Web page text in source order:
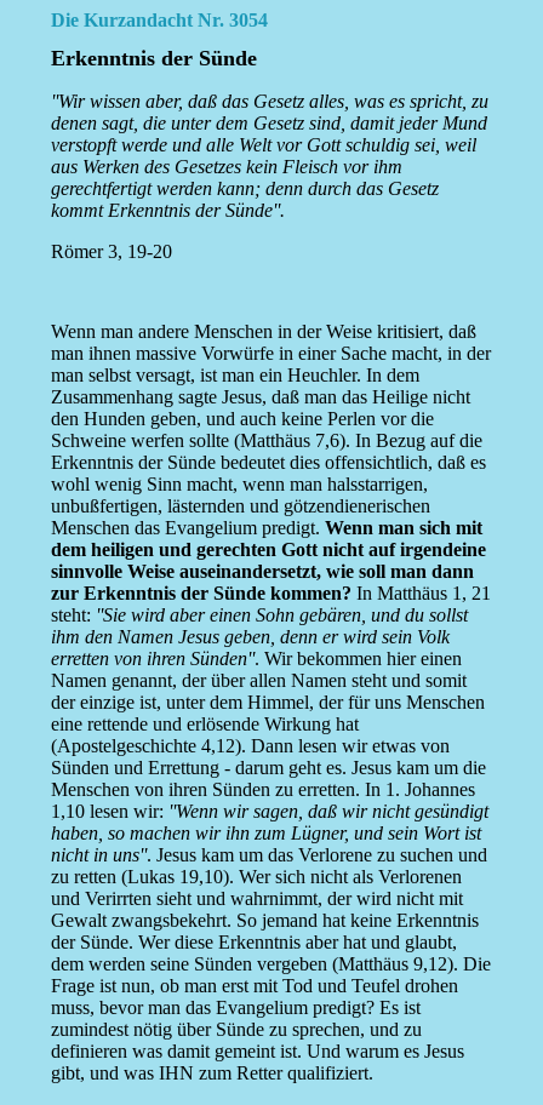
Die Kurzandacht Nr. 3054
Erkenntnis der Sünde
''Wir wissen aber, daß das Gesetz alles, was es spricht, zu
denen sagt, die unter dem Gesetz sind, damit jeder Mund
verstopft werde und alle Welt vor Gott schuldig sei, weil
aus Werken des Gesetzes kein Fleisch vor ihm
gerechtfertigt werden kann; denn durch das Gesetz
kommt Erkenntnis der Sünde''.
Römer 3, 19-20
Wenn man andere Menschen in der Weise kritisiert, daß
man ihnen massive Vorwürfe in einer Sache macht, in der
man selbst versagt, ist man ein Heuchler. In dem
Zusammenhang sagte Jesus, daß man das Heilige nicht
den Hunden geben, und auch keine Perlen vor die
Schweine werfen sollte (Matthäus 7,6). In Bezug auf die
Erkenntnis der Sünde bedeutet dies offensichtlich, daß es
wohl wenig Sinn macht, wenn man halsstarrigen,
unbußfertigen, lästernden und götzendienerischen
Menschen das Evangelium predigt. Wenn man sich mit
dem heiligen und gerechten Gott nicht auf irgendeine
sinnvolle Weise auseinandersetzt, wie soll man dann
zur Erkenntnis der Sünde kommen? In Matthäus 1, 21
steht: ''Sie wird aber einen Sohn gebären, und du sollst
ihm den Namen Jesus geben, denn er wird sein Volk
erretten von ihren Sünden''. Wir bekommen hier einen
Namen genannt, der über allen Namen steht und somit
der einzige ist, unter dem Himmel, der für uns Menschen
eine rettende und erlösende Wirkung hat
(Apostelgeschichte 4,12). Dann lesen wir etwas von
Sünden und Errettung - darum geht es. Jesus kam um die
Menschen von ihren Sünden zu erretten. In 1. Johannes
1,10 lesen wir: ''Wenn wir sagen, daß wir nicht gesündigt
haben, so machen wir ihn zum Lügner, und sein Wort ist
nicht in uns''. Jesus kam um das Verlorene zu suchen und
zu retten (Lukas 19,10). Wer sich nicht als Verlorenen
und Verirrten sieht und wahrnimmt, der wird nicht mit
Gewalt zwangsbekehrt. So jemand hat keine Erkenntnis
der Sünde. Wer diese Erkenntnis aber hat und glaubt,
dem werden seine Sünden vergeben (Matthäus 9,12). Die
Frage ist nun, ob man erst mit Tod und Teufel drohen
muss, bevor man das Evangelium predigt? Es ist
zumindest nötig über Sünde zu sprechen, und zu
definieren was damit gemeint ist. Und warum es Jesus
gibt, und was IHN zum Retter qualifiziert.